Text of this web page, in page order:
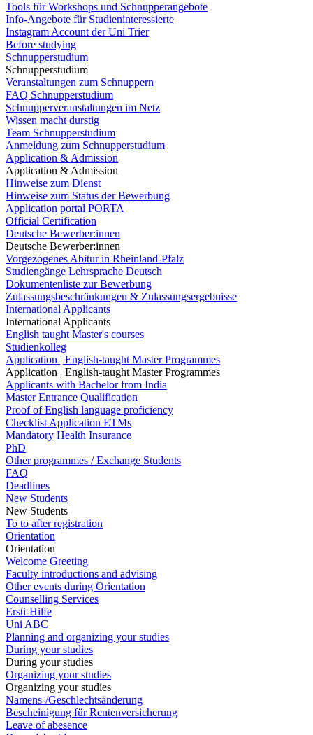
Tools für Workshops und Schnupperangebote
Info-Angebote für Studieninteressierte
Instagram Account der Uni Trier
Before studying
Schnupperstudium
Schnupperstudium
Veranstaltungen zum Schnuppern
FAQ Schnupperstudium
Schnupperveranstaltungen im Netz
Wissen macht durstig
Team Schnupperstudium
Anmeldung zum Schnupperstudium
Application & Admission
Application & Admission
Hinweise zum Dienst
Hinweise zum Status der Bewerbung
Application portal PORTA
Official Certification
Deutsche Bewerber:innen
Deutsche Bewerber:innen
Vorgezogenes Abitur in Rheinland-Pfalz
Studiengänge Lehrsprache Deutsch
Dokumentenliste zur Bewerbung
Zulassungsbeschränkungen & Zulassungsergebnisse
International Applicants
International Applicants
English taught Master's courses
Studienkolleg
Application | English-taught Master Programmes
Application | English-taught Master Programmes
Applicants with Bachelor from India
Master Entrance Qualification
Proof of English language proficiency
Checklist Application ETMs
Mandatory Health Insurance
PhD
Other programmes / Exchange Students
FAQ
Deadlines
New Students
New Students
To to after registration
Orientation
Orientation
Welcome Greeting
Faculty introductions and advising
Other events during Orientation
Counselling Services
Ersti-Hilfe
Uni ABC
Planning and organizing your studies
During your studies
During your studies
Organizing your studies
Organizing your studies
Namens-/Geschlechtsänderung
Bescheinigung für Rentenversicherung
Leave of abesence